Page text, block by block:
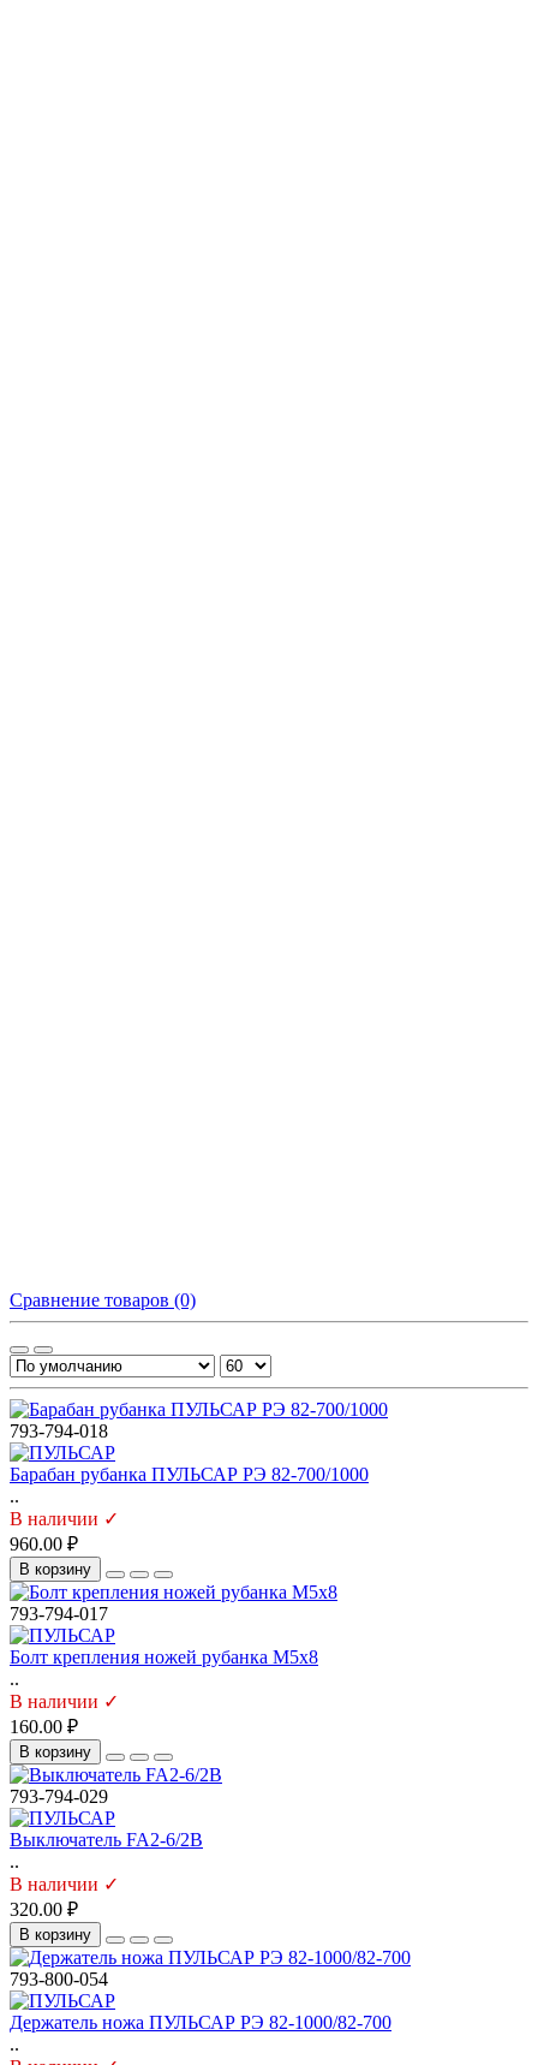
Сравнение товаров (0)
793-794-018
Барабан рубанка ПУЛЬСАР РЭ 82-700/1000
..
В наличии ✓
960.00 ₽
В корзину
793-794-017
Болт крепления ножей рубанка М5х8
..
В наличии ✓
160.00 ₽
В корзину
793-794-029
Выключатель FA2-6/2B
..
В наличии ✓
320.00 ₽
В корзину
793-800-054
Держатель ножа ПУЛЬСАР РЭ 82-1000/82-700
..